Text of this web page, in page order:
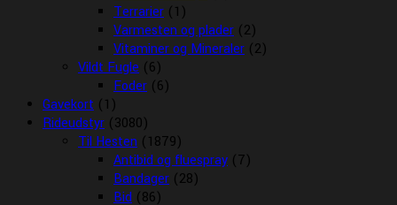
Terrarier (1)
Varmesten og plader (2)
Vitaminer og Mineraler (2)
Vildt Fugle (6)
Foder (6)
Gavekort (1)
Rideudstyr (3080)
Til Hesten (1879)
Antibid og fluespray (7)
Bandager (28)
Bid (86)